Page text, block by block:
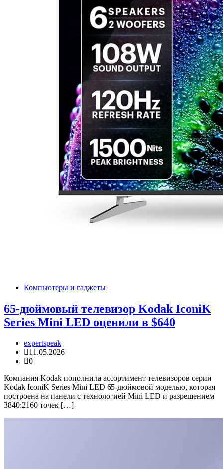
Компьютеры и гаджеты
65-дюймовый телевизор Kodak IconiK
Series Mini LED оценили в $640
expertspeak
11.05.2026
0
Компания Kodak пополнила ассортимент телевизоров серии
Kodak IconiK Series Mini LED 65-дюймовой моделью, которая
построена на панели с технологией Mini LED и разрешением
3840:2160 точек […]